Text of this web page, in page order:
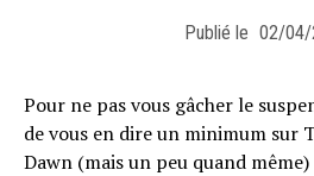
Publié le 02/04/
Pour ne pas vous gâcher le
de vous en dire un minimum sur
Dawn (mais un peu quand